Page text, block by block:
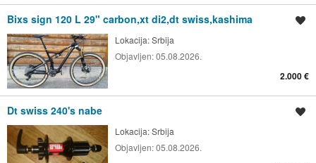
Bixs sign 120 L 29" carbon,xt di2,dt swiss,kashima
Lokacija:Srbija
Objavljen:05.08.2026.
2.000 €
Dt swiss 240's nabe
Lokacija:Srbija
Objavljen:05.08.2026.